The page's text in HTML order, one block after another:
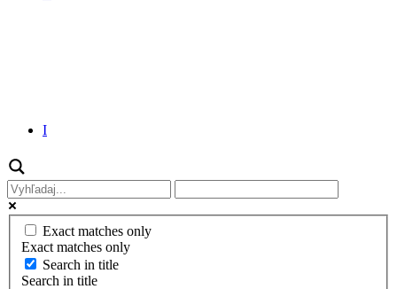
I
Exact matches only
Exact matches only
Search in title
Search in title